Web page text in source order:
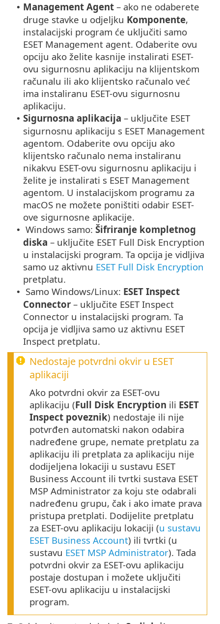
• Management Agent – ako ne odaberete
druge stavke u odjeljku Komponente,
instalacijski program će uključiti samo
ESET Management agent. Odaberite ovu
opciju ako želite kasnije instalirati ESET-
ovu sigurnosnu aplikaciju na klijentskom
računalu ili ako klijentsko računalo već
ima instaliranu ESET-ovu sigurnosnu
aplikaciju.
• Sigurnosna aplikacija – uključite ESET
sigurnosnu aplikaciju s ESET Management
agentom. Odaberite ovu opciju ako
klijentsko računalo nema instaliranu
nikakvu ESET-ovu sigurnosnu aplikaciju i
želite je instalirati s ESET Management
agentom. U instalacijskom programu za
macOS ne možete poništiti odabir ESET-
ove sigurnosne aplikacije.
• Windows samo: Šifriranje kompletnog
diska – uključite ESET Full Disk Encryption
u instalacijski program. Ta opcija je vidljiva
samo uz aktivnu ESET Full Disk Encryption
pretplatu.
• Samo Windows/Linux: ESET Inspect
Connector – uključite ESET Inspect
Connector u instalacijski program. Ta
opcija je vidljiva samo uz aktivnu ESET
Inspect pretplatu.
Nedostaje potvrdni okvir u ESET
aplikaciji
Ako potvrdni okvir za ESET-ovu
aplikaciju (Full Disk Encryption ili ESET
Inspect poveznik) nedostaje ili nije
potvrđen automatski nakon odabira
nadređene grupe, nemate pretplatu za
aplikaciju ili pretplata za aplikaciju nije
dodijeljena lokaciji u sustavu ESET
Business Account ili tvrtki sustava ESET
MSP Administrator za koju ste odabrali
nadređenu grupu, čak i ako imate prava
pristupa pretplati. Dodijelite pretplatu
za ESET-ovu aplikaciju lokaciji (u sustavu
ESET Business Account) ili tvrtki (u
sustavu ESET MSP Administrator). Tada
potvrdni okvir za ESET-ovu aplikaciju
postaje dostupan i možete uključiti
ESET-ovu aplikaciju u instalacijski
program.